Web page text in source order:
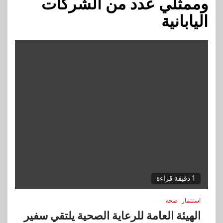
وممثلي عدد من الشركات
اليابانية
1 دقيقة قراءة
استثمار صحة
الهيئة العامة للرعاية الصحية يلتقي سفير